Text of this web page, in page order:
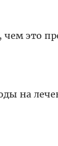
чем это
на